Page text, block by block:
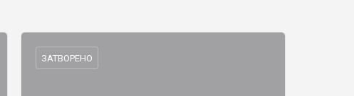
ЗАТВОРЕНО